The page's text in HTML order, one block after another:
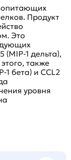
Продукт
Это
(MIP-1 дельта),
также
1 бета) и CCL2
уровня